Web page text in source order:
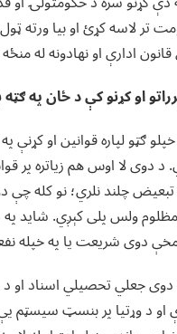
تر لاسه کړئ او بیا ورته
ادارې او نهادونه له
ګټو لپاره قوانین او کړنې
د دوی لا اوس هم زیاتره پر
چلند نلري؛ نو کله
مظلوم ولس پلی کېږي.
دوی شریعت یا په خپله
جعلي تحصیلي اسناد او د
او د وړتیا پر بنسټ